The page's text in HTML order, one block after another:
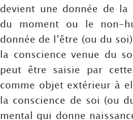
devient une donnée de la
du moment ou le non-
donnée de l’être (ou du
la conscience venue du
peut être saisie par
comme objet extérieur à
la conscience de soi (ou
mental qui donne